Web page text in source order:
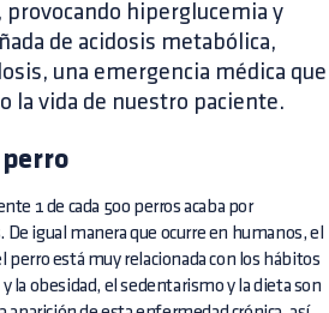
provocando hiperglucemia y
de acidosis metabólica,
una emergencia médica que
la vida de nuestro paciente.
1 de cada 500 perros acaba por
igual manera que ocurre en humanos, el
perro está muy relacionada con los hábitos
la obesidad, el sedentarismo y la dieta son